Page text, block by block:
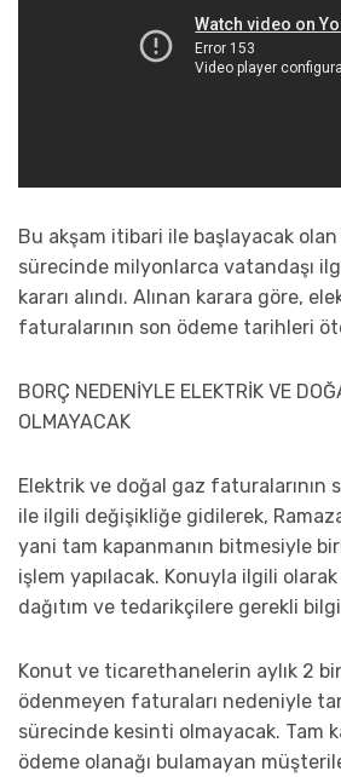
Bu akşam itibari ile başlayacak
sürecinde milyonlarca vatandaşı
kararı alındı. Alınan karara göre,
faturalarının son ödeme tarihleri
BORÇ NEDENİYLE ELEKTRİK VE
OLMAYACAK
Elektrik ve doğal gaz faturalarının
ile ilgili değişikliğe gidilerek,
yani tam kapanmanın bitmesiyle
işlem yapılacak. Konuyla ilgili
dağıtım ve tedarikçilere gerekli
Konut ve ticarethanelerin aylık 2
ödenmeyen faturaları nedeniyle
sürecinde kesinti olmayacak. Tam
ödeme olanağı bulamayan